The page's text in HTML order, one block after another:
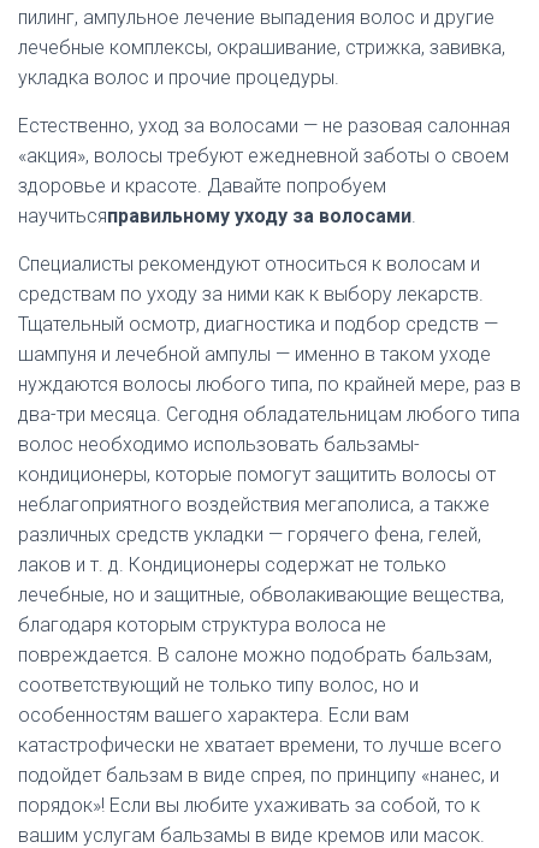
пилинг, ампульное лечение выпадения волос и другие
лечебные комплексы, окрашивание, стрижка, завивка,
укладка волос и прочие процедуры.
Естественно, уход за волосами — не разовая салонная
«акция», волосы требуют ежедневной заботы о своем
здоровье и красоте. Давайте попробуем
научитьсяправильному уходу за волосами.
Специалисты рекомендуют относиться к волосам и
средствам по уходу за ними как к выбору лекарств.
Тщательный осмотр, диагностика и подбор средств —
шампуня и лечебной ампулы — именно в таком уходе
нуждаются волосы любого типа, по крайней мере, раз в
два-три месяца. Сегодня обладательницам любого типа
волос необходимо использовать бальзамы-
кондиционеры, которые помогут защитить волосы от
неблагоприятного воздействия мегаполиса, а также
различных средств укладки — горячего фена, гелей,
лаков и т. д. Кондиционеры содержат не только
лечебные, но и защитные, обволакивающие вещества,
благодаря которым структура волоса не
повреждается. В салоне можно подобрать бальзам,
соответствующий не только типу волос, но и
особенностям вашего характера. Если вам
катастрофически не хватает времени, то лучше всего
подойдет бальзам в виде спрея, по принципу «нанес, и
порядок»! Если вы любите ухаживать за собой, то к
вашим услугам бальзамы в виде кремов или масок.